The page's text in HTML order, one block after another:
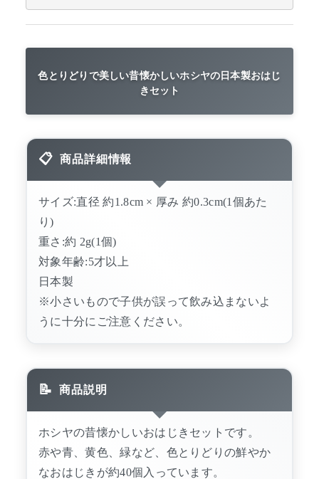
色とりどりで美しい昔懐かしいホシヤの日本製おはじ
きセット
商品詳細情報
サイズ:直径 約1.8cm × 厚み 約0.3cm(1個あた
り)
重さ:約 2g(1個)
対象年齢:5才以上
日本製
※小さいもので子供が誤って飲み込まないよ
うに十分にご注意ください。
商品説明
ホシヤの昔懐かしいおはじきセットです。
赤や青、黄色、緑など、色とりどりの鮮やか
なおはじきが約40個入っています。